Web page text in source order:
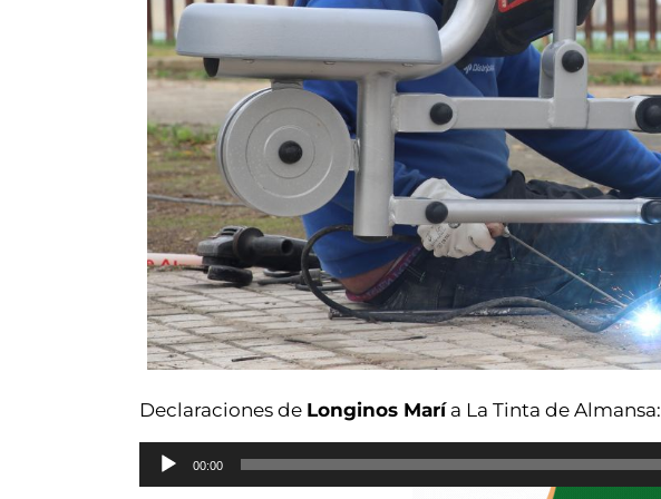
Declaraciones de Longinos María La Tinta de Almansa:
Reproductor
de
00:00